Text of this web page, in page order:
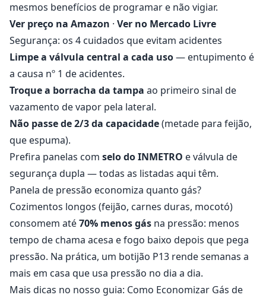
mesmos benefícios de programar e não vigiar.
Ver preço na Amazon · Ver no Mercado Livre
Segurança: os 4 cuidados que evitam acidentes
Limpe a válvula central a cada uso— entupimento é
a causa nº 1 de acidentes.
Troque a borracha da tampa ao primeiro sinal de
vazamento de vapor pela lateral.
Não passe de 2/3 da capacidade(metade para feijão,
que espuma).
Prefira panelas com selo do INMETRO e válvula de
segurança dupla — todas as listadas aqui têm.
Panela de pressão economiza quanto gás?
Cozimentos longos (feijão, carnes duras, mocotó)
consomem até70% menos gás na pressão: menos
tempo de chama acesa e fogo baixo depois que pega
pressão. Na prática, um botijão P13 rende semanas a
mais em casa que usa pressão no dia a dia.
Mais dicas no nosso guia: Como Economizar Gás de